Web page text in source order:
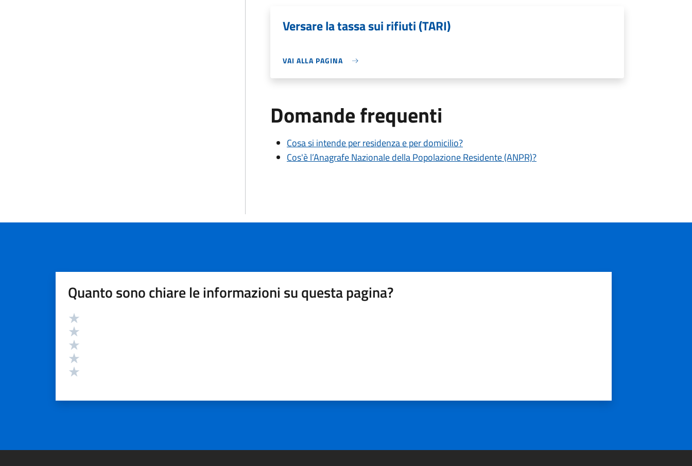
Versare la tassa sui rifiuti (TARI)
VAI ALLA PAGINA
Domande frequenti
Cosa si intende per residenza e per domicilio?
Cos'è l’Anagrafe Nazionale della Popolazione Residente (ANPR)?
Quanto sono chiare le informazioni su questa pagina?
Valutazione